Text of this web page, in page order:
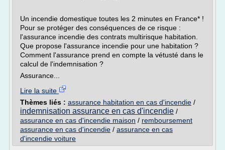
Un incendie domestique toutes les 2 minutes en France* !
Pour se protéger des conséquences de ce risque :
l'assurance incendie des contrats multirisque habitation.
Que propose l'assurance incendie pour une habitation ?
Comment l'assurance prend en compte la vétusté dans le
calcul de l'indemnisation ?
Assurance...
Lire la suite
Thèmes liés : assurance habitation en cas d'incendie /
indemnisation assurance en cas d'incendie /
assurance en cas d'incendie maison / remboursement
assurance en cas d'incendie / assurance en cas
d'incendie voiture